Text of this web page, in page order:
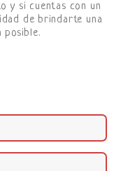
y si cuentas con un
de brindarte una
posible.